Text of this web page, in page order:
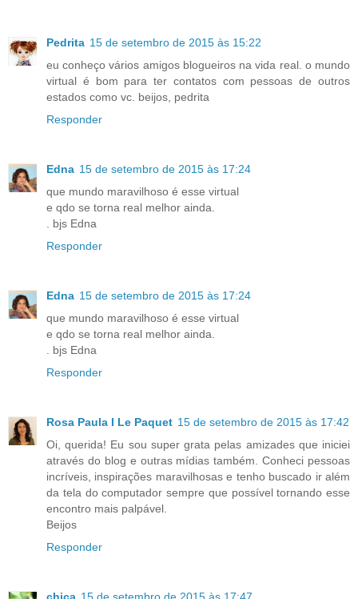
Pedrita 15 de setembro de 2015 às 15:22
eu conheço vários amigos blogueiros na vida real. o mundo
virtual é bom para ter contatos com pessoas de outros
estados como vc. beijos, pedrita
Responder
Edna 15 de setembro de 2015 às 17:24
que mundo maravilhoso é esse virtual
e qdo se torna real melhor ainda.
. bjs Edna
Responder
Edna 15 de setembro de 2015 às 17:24
que mundo maravilhoso é esse virtual
e qdo se torna real melhor ainda.
. bjs Edna
Responder
Rosa Paula I Le Paquet 15 de setembro de 2015 às 17:42
Oi, querida! Eu sou super grata pelas amizades que iniciei
através do blog e outras mídias também. Conheci pessoas
incríveis, inspirações maravilhosas e tenho buscado ir além
da tela do computador sempre que possível tornando esse
encontro mais palpável.
Beijos
Responder
chica 15 de setembro de 2015 às 17:47